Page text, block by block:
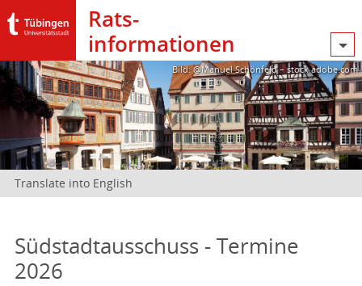
Rats­
informationen
Bild: @Manuel Schönfeld – stock.adobe.com
Translate into English
Südstadtausschuss - Termine
2026